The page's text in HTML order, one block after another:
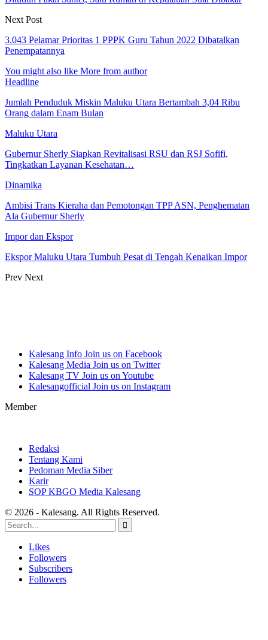
Next Post
3.043 Pelamar Prioritas 1 PPPK Guru Tahun 2022 Dibatalkan
Penempatannya
You might also like More from author
Headline
Jumlah Penduduk Miskin Maluku Utara Bertambah 3,04 Ribu
Orang dalam Enam Bulan
Maluku Utara
Gubernur Sherly Siapkan Revitalisasi RSU dan RSJ Sofifi,
Tingkatkan Layanan Kesehatan…
Dinamika
Ambisi Trans Kieraha dan Pemotongan TPP ASN, Penghematan
Ala Gubernur Sherly
Impor dan Ekspor
Ekspor Maluku Utara Tumbuh Pesat di Tengah Kenaikan Impor
Prev Next
Kalesang Info Join us on Facebook
Kalesang Media Join us on Twitter
Kalesang TV Join us on Youtube
Kalesangofficial Join us on Instagram
Member
Redaksi
Tentang Kami
Pedoman Media Siber
Karir
SOP KBGO Media Kalesang
© 2026 - Kalesang. All Rights Reserved.
Likes
Followers
Subscribers
Followers